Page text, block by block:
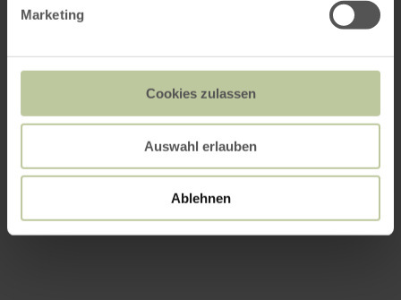
Marketing
Cookies zulassen
Auswahl erlauben
Ablehnen